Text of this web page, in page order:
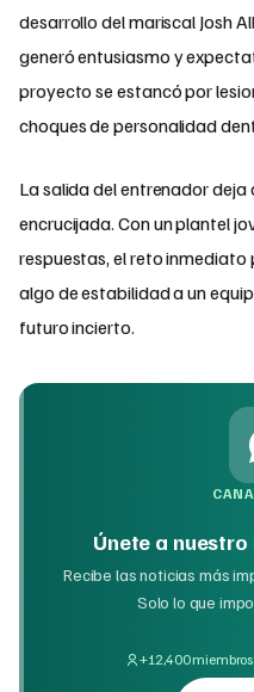
desarrollo del mariscal Josh
generó entusiasmo y
proyecto se estancó por
choques de personalidad
La salida del entrenador deja
encrucijada. Con un plantel
respuestas, el reto
algo de estabilidad a un
futuro incierto.
Únete a
Recibe las noticias más
Solo lo que
+12,400 miembros